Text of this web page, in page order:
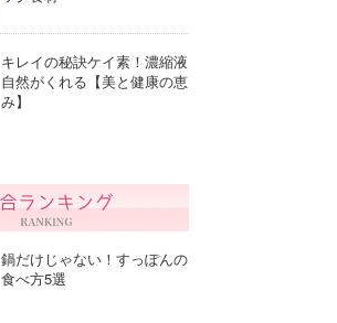
キレイの秘訣ケイ素！濃縮液
自然がくれる【美と健康の恵
み】
鍋だけじゃない！すっぽんの
食べ方5選